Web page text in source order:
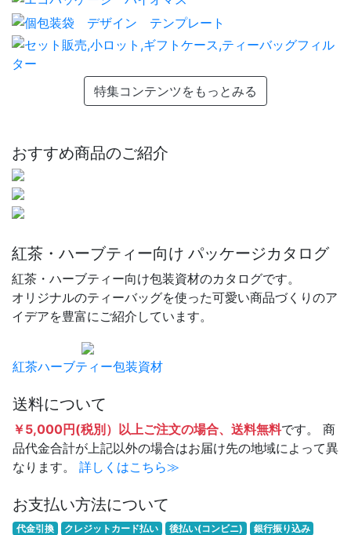
特集コンテンツをもっとみる
おすすめ商品のご紹介
紅茶・ハーブティー向け パッケージカタログ
紅茶・ハーブティー向け包装資材のカタログです。
オリジナルのティーバッグを使った可愛い商品づくりのア
イデアを豊富にご紹介しています。
紅茶ハーブティー包装資材
送料について
￥5,000円(税別）以上ご注文の場合、送料無料です。 商
品代金合計が上記以外の場合はお届け先の地域によって異
なります。
詳しくはこちら≫
お支払い方法について
代金引換 クレジットカード払い 後払い(コンビニ) 銀行振り込み